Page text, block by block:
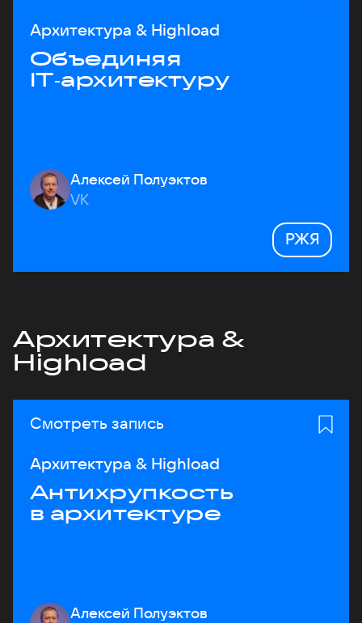
Архитектура & Highload
Объединяя
IT‑архитектуру
Алексей Полуэктов
VK
РЖЯ
Архитектура &
Highload
Смотреть запись
Архитектура & Highload
Антихрупкость
в архитектуре
Алексей Полуэктов